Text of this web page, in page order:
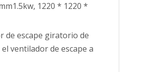
1220 * 1220 *
de escape giratorio de
ventilador de escape a